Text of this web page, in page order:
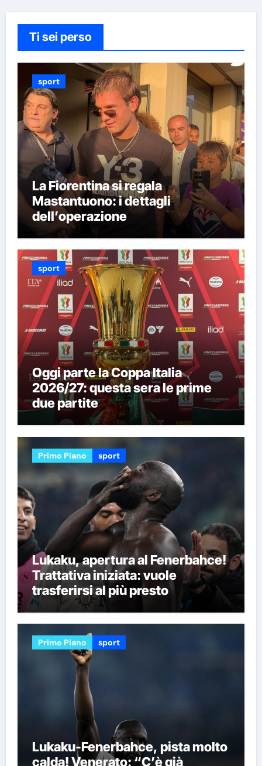
Ti sei perso
sport
La Fiorentina si regala
Mastantuono: i dettagli
dell’operazione
sport
Oggi parte la Coppa Italia
2026/27: questa sera le prime
due partite
Primo Piano sport
Lukaku, apertura al Fenerbahce!
Trattativa iniziata: vuole
trasferirsi al più presto
Primo Piano sport
Lukaku-Fenerbahce, pista molto
calda! Venerato: “C’è già